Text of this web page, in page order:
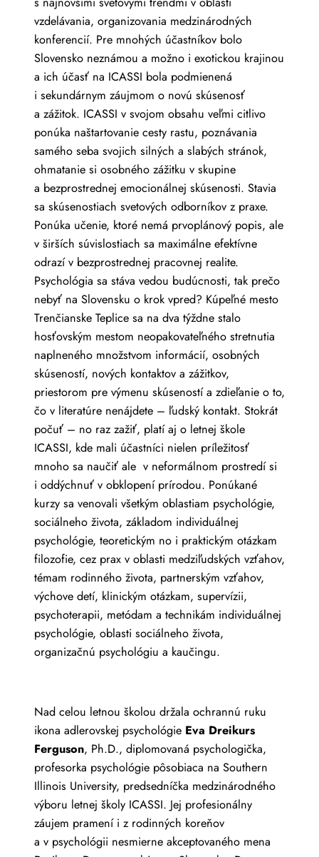
vzdelávania, organizovania medzinárodných
konferencií. Pre mnohých účastníkov bolo
Slovensko neznámou a možno i exotickou krajinou
a ich účasť na ICASSI bola podmienená
i sekundárnym záujmom o novú skúsenosť
a zážitok. ICASSI v svojom obsahu veľmi citlivo
ponúka naštartovanie cesty rastu, poznávania
samého seba svojich silných a slabých stránok,
ohmatanie si osobného zážitku v skupine
a bezprostrednej emocionálnej skúsenosti. Stavia
sa skúsenostiach svetových odborníkov z praxe.
Ponúka učenie, ktoré nemá prvoplánový popis, ale
v širších súvislostiach sa maximálne efektívne
odrazí v bezprostrednej pracovnej realite.
Psychológia sa stáva vedou budúcnosti, tak prečo
nebyť na Slovensku o krok vpred? Kúpeľné mesto
Trenčianske Teplice sa na dva týždne stalo
hosťovským mestom neopakovateľného stretnutia
naplneného množstvom informácií, osobných
skúseností, nových kontaktov a zážitkov,
priestorom pre výmenu skúseností a zdieľanie o to,
čo v literatúre nenájdete – ľudský kontakt. Stokrát
počuť – no raz zažiť, platí aj o letnej škole
ICASSI, kde mali účastníci nielen príležitosť
mnoho sa naučiť ale v neformálnom prostredí si
i oddýchnuť v obklopení prírodou. Ponúkané
kurzy sa venovali všetkým oblastiam psychológie,
sociálneho života, základom individuálnej
psychológie, teoretickým no i praktickým otázkam
filozofie, cez prax v oblasti medziľudských vzťahov,
témam rodinného života, partnerským vzťahov,
výchove detí, klinickým otázkam, supervízii,
psychoterapii, metódam a technikám individuálnej
psychológie, oblasti sociálneho života,
organizačnú psychológiu a kaučingu.
Nad celou letnou školou držala ochrannú ruku
ikona adlerovskej psychológie Eva Dreikurs
Ferguson, Ph.D., diplomovaná psychologička,
profesorka psychológie pôsobiaca na Southern
Illinois University, predsedníčka medzinárodného
výboru letnej školy ICASSI. Jej profesionálny
záujem pramení i z rodinných koreňov
a v psychológii nesmierne akceptovaného mena